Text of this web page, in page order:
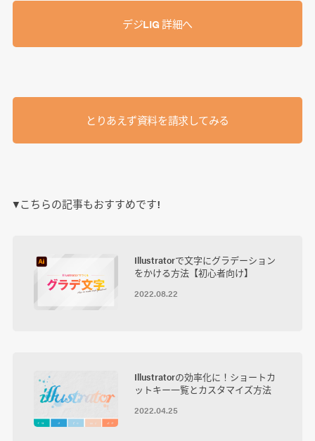
デジLIG 詳細へ
とりあえず資料を請求してみる
▼こちらの記事もおすすめです!
Illustratorで文字にグラデーション
をかける方法【初心者向け】
2022.08.22
Illustratorの効率化に！ショートカ
ットキー一覧とカスタマイズ方法
2022.04.25